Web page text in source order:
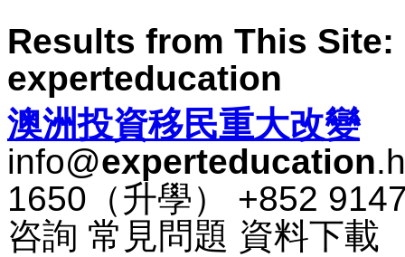
Results from This Site:
experteducation
澳​洲​投資​移民​重大​改變
info@experteducation
1650​（​升​學​） +852
咨​詢 常​見​問題 資料​下​載